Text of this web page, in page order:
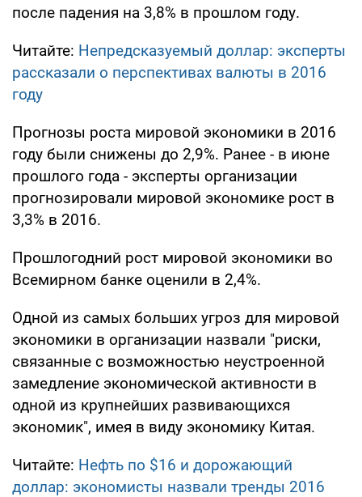
после падения на 3,8% в прошлом году.
Читайте: Непредсказуемый доллар: эксперты
рассказали о перспективах валюты в 2016
году
Прогнозы роста мировой экономики в 2016
году были снижены до 2,9%. Ранее - в июне
прошлого года - эксперты организации
прогнозировали мировой экономике рост в
3,3% в 2016.
Прошлогодний рост мировой экономики во
Всемирном банке оценили в 2,4%.
Одной из самых больших угроз для мировой
экономики в организации назвали "риски,
связанные с возможностью неустроенной
замедление экономической активности в
одной из крупнейших развивающихся
экономик", имея в виду экономику Китая.
Читайте: Нефть по $16 и дорожающий
доллар: экономисты назвали тренды 2016